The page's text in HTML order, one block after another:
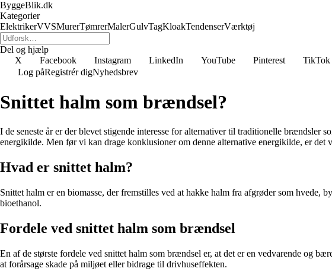
ByggeBlik.dk
Kategorier
ElektrikerVVSMurerTømrerMalerGulvTagKloakTendenserVærktøj
Del og hjælp
X
Facebook Instagram LinkedIn YouTube Pinterest TikTok
Log påRegistrér digNyhedsbrev
Snittet halm som brændsel?
I de seneste år er der blevet stigende interesse for alternativer til traditionelle
energikilde. Men før vi kan drage konklusioner om denne alternative energikilde, er
Hvad er snittet halm?
Snittet halm er en biomasse, der fremstilles ved at hakke halm fra afgrøder som
bioethanol.
Fordele ved snittet halm som brændsel
En af de største fordele ved snittet halm som brændsel er, at det er en vedvarende og
at forårsage skade på miljøet eller bidrage til drivhuseffekten.